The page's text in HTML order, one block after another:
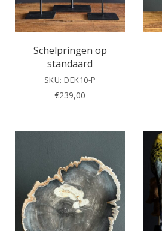
Schelpringen op
standaard
SKU: DEK10-P
€239,00